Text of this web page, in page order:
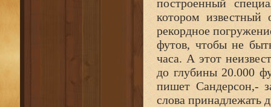
построенный
котором
рекордное
футов, чтобы не
часа. А этот
до глубины 20.000
пишет Сандерсон,-
слова принадлежать